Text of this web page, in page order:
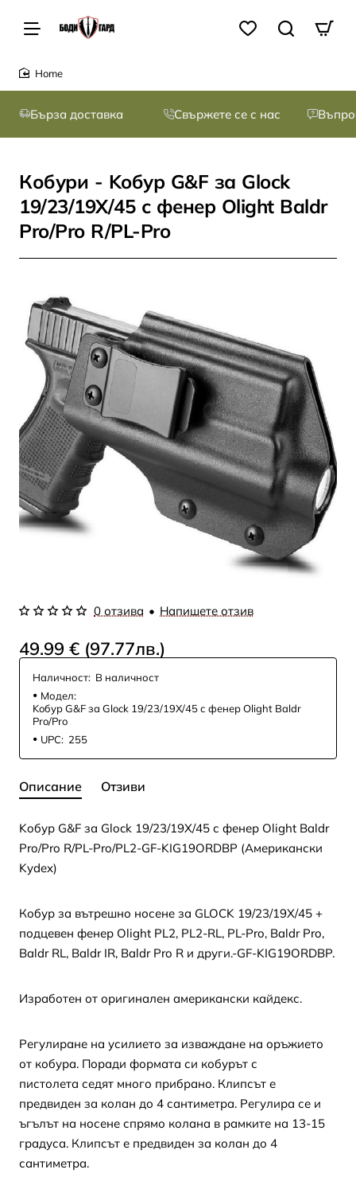
Бърза доставка Свържете се с нас
Кобури - Koбур G&F за Glock
19/23/19X/45 с фенер Olight Baldr
Pro/Pro R/PL-Pro
0 отзива • Напишете отзив
49.99 € (97.77лв.)
Наличност: В наличност
Модел:
Koбур G&F за Glock 19/23/19X/45 с фенер Olight Baldr
Pro/Pro
UPC: 255
Описание Отзиви
Koбур G&F за Glock 19/23/19X/45 с фенер Olight Baldr
Pro/Pro R/PL-Pro/PL2-GF-KIG19ORDBP (Американски
Kydex)
Кобур за вътрешно носенe за GLOCK 19/23/19X/45 +
подцевен фенер Olight PL2, PL2-RL, PL-Pro, Baldr Pro,
Baldr RL, Baldr IR, Baldr Pro R и други.-GF-KIG19ORDBP.
Изработен от оригинален американски кайдекс.
Регулиране на усилието за изваждане на оръжието
от кобура. Поради формата си кобурът с
пистолета седят много прибрано. Клипсът е
предвиден за колан до 4 сантиметра. Регулира се и
ъгълът на носене спрямо колана в рамките на 13-15
градуса. Клипсът е предвиден за колан до 4
сантиметра.